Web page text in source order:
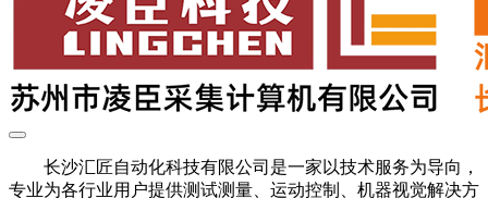
长沙汇匠自动化科技有限公司是一家以技术服务为导向，
专业为各行业用户提供测试测量、运动控制、机器视觉解决方